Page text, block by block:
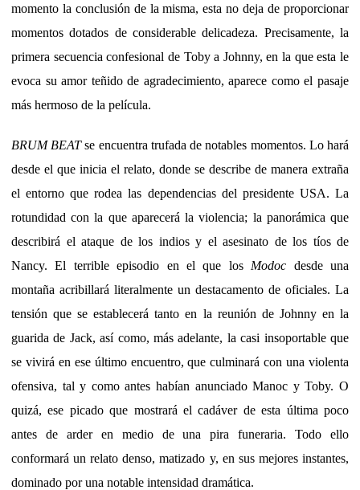
momento la conclusión de la misma, esta no deja de proporcionar
momentos dotados de considerable delicadeza. Precisamente, la
primera secuencia confesional de Toby a Johnny, en la que esta le
evoca su amor teñido de agradecimiento, aparece como el pasaje
más hermoso de la película.
BRUM BEATse encuentra trufada de notables momentos. Lo hará
desde el que inicia el relato, donde se describe de manera extraña
el entorno que rodea las dependencias del presidente USA. La
rotundidad con la que aparecerá la violencia; la panorámica que
describirá el ataque de los indios y el asesinato de los tíos de
Nancy. El terrible episodio en el que los Modoc desde una
montaña acribillará literalmente un destacamento de oficiales. La
tensión que se establecerá tanto en la reunión de Johnny en la
guarida de Jack, así como, más adelante, la casi insoportable que
se vivirá en ese último encuentro, que culminará con una violenta
ofensiva, tal y como antes habían anunciado Manoc y Toby. O
quizá, ese picado que mostrará el cadáver de esta última poco
antes de arder en medio de una pira funeraria. Todo ello
conformará un relato denso, matizado y, en sus mejores instantes,
dominado por una notable intensidad dramática.